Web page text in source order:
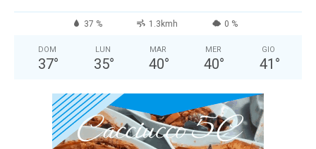
37 % 1.3kmh 0 %
DOM
37°
LUN
35°
MAR
40°
MER
40°
GIO
41 °